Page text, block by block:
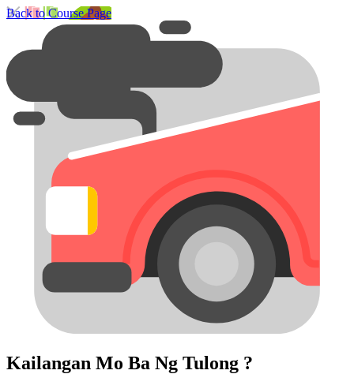
Back to Course Page
Kailangan Mo Ba Ng Tulong ?